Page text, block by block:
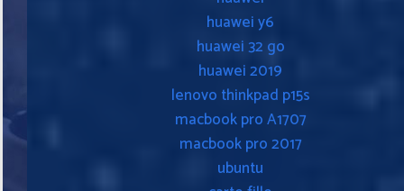
huawei y6
huawei 32 go
huawei 2019
lenovo thinkpad p15s
macbook pro A1707
macbook pro 2017
ubuntu